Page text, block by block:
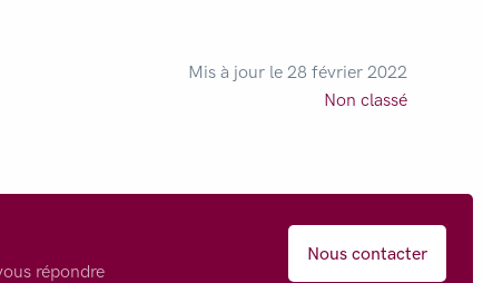
Mis à jour le 28 février 2022
Non classé
répondre
Nous contacter